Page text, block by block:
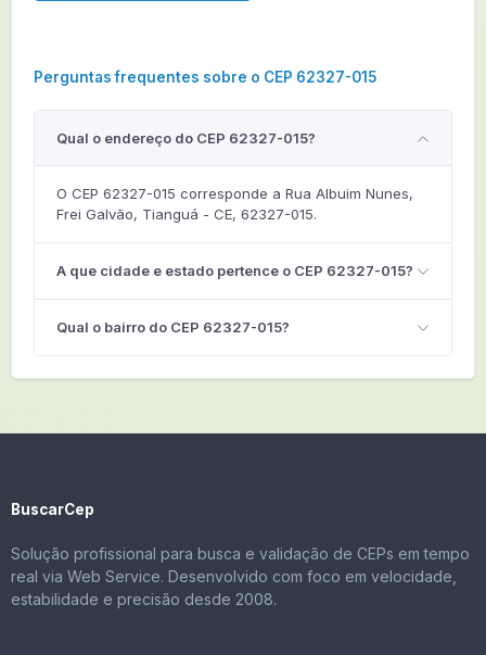
Perguntas frequentes sobre o CEP 62327-015
Qual o endereço do CEP 62327-015?
O CEP 62327-015 corresponde a Rua Albuim Nunes,
Frei Galvão, Tianguá - CE, 62327-015.
A que cidade e estado pertence o CEP 62327-015?
Qual o bairro do CEP 62327-015?
BuscarCep
Solução profissional para busca e validação de CEPs em tempo
real via Web Service. Desenvolvido com foco em velocidade,
estabilidade e precisão desde 2008.